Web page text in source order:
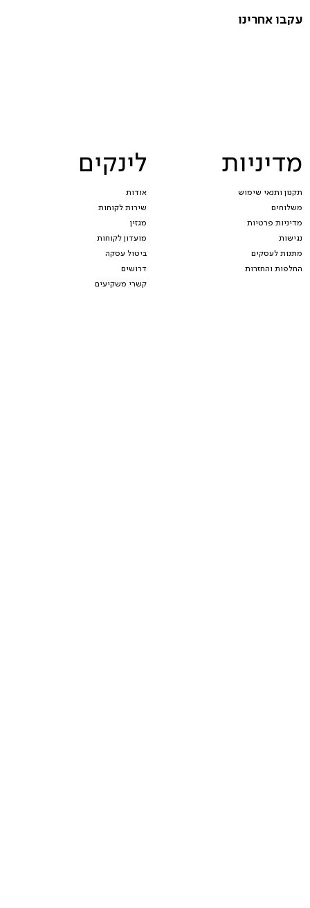
מדיניות
תקנון ותנאי שימוש
משלוחים
מדיניות פרטיות
נגישות
מתנות לעסקים
החלפות והחזרות
לינקים
אודות
שירות לקוחות
מגזין
מועדון לקוחות
ביטול עסקה
דרושים
קשרי משקיעים
עקבו אחרינו